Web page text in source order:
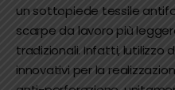
un sottopiede tessile
scarpe da lavoro più
tradizionali. Infatti,
innovativi per la